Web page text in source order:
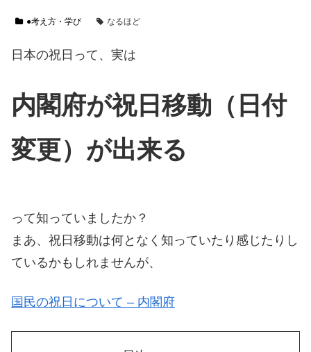
●考え方・学び なるほど
日本の祝日って、実は
内閣府が祝日移動（日付
変更）が出来る
って知っていましたか？
まあ、祝日移動は何となく知っていたり感じたりし
ているかもしれませんが、
国民の祝日について – 内閣府